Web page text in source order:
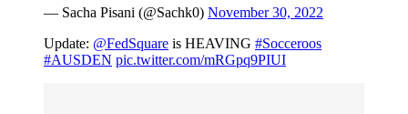
— Sacha Pisani (@Sachk0) November 30, 2022
Update: @FedSquare is HEAVING #Socceroos
#AUSDEN pic.twitter.com/mRGpq9PIUI